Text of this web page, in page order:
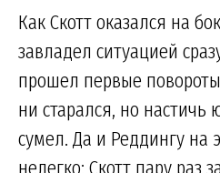
Как Скотт оказался на
завладел ситуацией
прошел первые
ни старался, но настичь
сумел. Да и Реддингу на